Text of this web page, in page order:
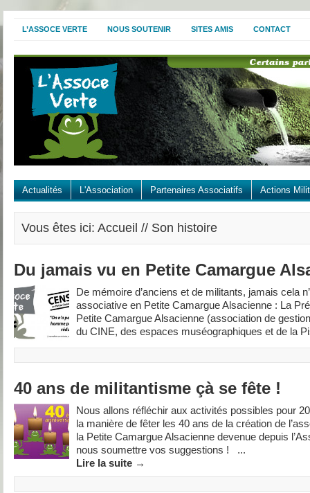
L’ASSOCE VERTE NOUS SOUTENIR SITES AMIS CONTACT
Actualités L'Association Partenaires Associatifs Actions
Vous êtes ici: Accueil // Son histoire
Du jamais vu en Petite Camargue
De mémoire d’anciens et de militants, jamais cela
associative en Petite Camargue Alsacienne : La
Petite Camargue Alsacienne (association de
du CINE, des espaces muséographiques et de la
40 ans de militantisme çà se fête !
Nous allons réfléchir aux activités possibles pour
la manière de fêter les 40 ans de la création de
la Petite Camargue Alsacienne devenue depuis
nous soumettre vos suggestions ! ...
Lire la suite →